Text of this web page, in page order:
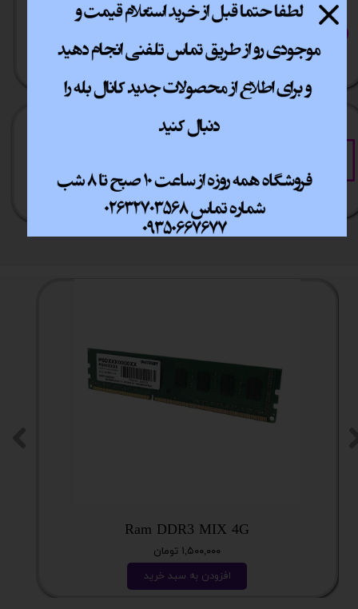
پشتیبانی انلاین
​7روز هفته 10تا 20
ارسال سریع
​​سراسر ایران
فقط با چند کلیک آسان به راحتی
Ram DDR3 MIX 4G
۱,۵۰۰,۰۰۰ تومان
افزودن به سبد خرید